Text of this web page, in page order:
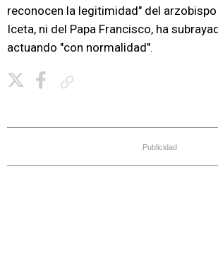
reconocen la legitimidad" del
Iceta, ni del Papa Francisco, ha
actuando "con normalidad".
Publicidad